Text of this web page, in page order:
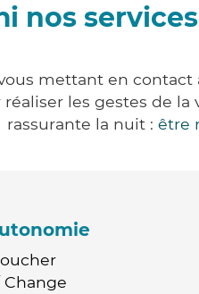
nos
mettant en
les gestes de
rassurante la nuit : être